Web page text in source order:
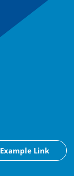
Example Link